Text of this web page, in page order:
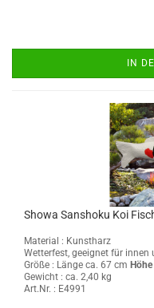
IN
Showa Sanshoku Koi
Material : Kunstharz
Wetterfest, geeignet für innen
Größe : Länge ca. 67 cm
Gewicht : ca. 2,40 kg
Art.Nr. : E4991